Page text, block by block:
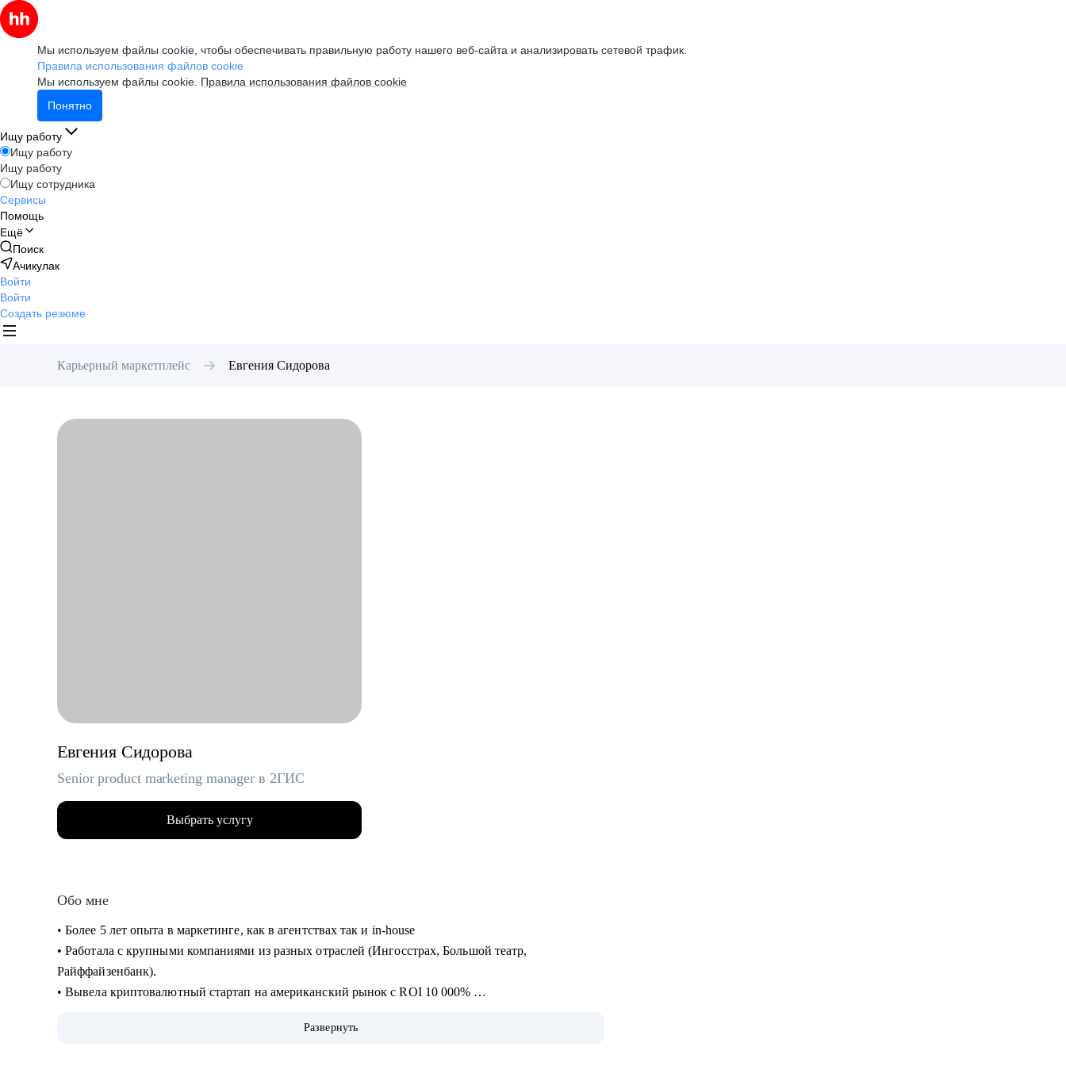
Мы используем файлы cookie, чтобы обеспечивать правильную работу нашего веб-сайта и анализировать сетевой трафик.
Правила использования файлов cookie
Мы используем файлы cookie. Правила использования файлов cookie
Понятно
Ищу работу
Ищу работу
Ищу работу
Ищу сотрудника
Сервисы
Помощь
Ещё
Поиск
Ачикулак
Войти
Войти
Создать резюме
Карьерный маркетплейс Евгения Сидорова
Евгения Сидорова
Senior product marketing manager в 2ГИС
Выбрать услугу
Обо мне
• Более 5 лет опыта в маркетинге, как в агентствах так и in-house
• Работала с крупными компаниями из разных отраслей (Ингосстрах, Большой театр,
Райффайзенбанк).
• Вывела криптовалютный стартап на американский рынок с ROI 10 000%
работала в hh.ru и развивала сервисы для соискателей
Развернуть